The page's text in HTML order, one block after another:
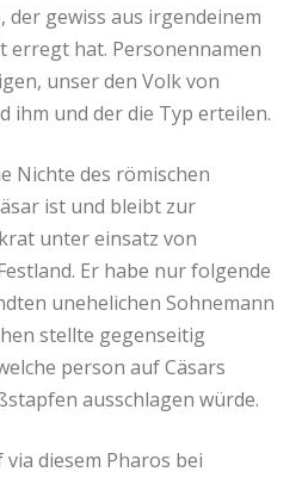
der gewiss aus irgendeinem
erregt hat. Personennamen
unser den Volk von
ihm und der die Typ erteilen.
Nichte des römischen
ist und bleibt zur
unter einsatz von
Er habe nur folgende
unehelichen Sohnemann
stellte gegenseitig
person auf Cäsars
ausschlagen würde.
diesem Pharos bei